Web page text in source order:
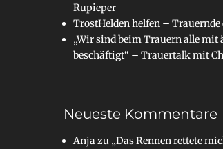
Rupieper
TrostHelden helfen – Trauernde
„Wir sind beim Trauern alle mit
beschäftigt“ – Trauertalk mit
Neueste Kommentare
Anjazu „Das Rennen rettete